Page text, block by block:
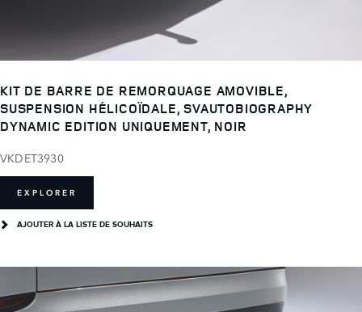
KIT DE BARRE DE REMORQUAGE AMOVIBLE,
SUSPENSION HÉLICOÏDALE, SVAUTOBIOGRAPHY
DYNAMIC EDITION UNIQUEMENT, NOIR
VKDET3930
EXPLORER
AJOUTER À LA LISTE DE SOUHAITS